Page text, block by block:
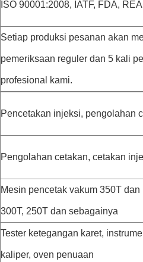
ISO 90001:2008, IATF, FDA,
Setiap produksi pesanan akan
pemeriksaan reguler dan 5 kali
profesional kami.
Pencetakan injeksi, pengolahan
Pengolahan cetakan, cetakan
Mesin pencetak vakum 350T
300T, 250T dan sebagainya
Tester ketegangan karet,
kaliper, oven penuaan